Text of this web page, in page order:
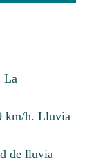
La
km/h. Lluvia
de lluvia